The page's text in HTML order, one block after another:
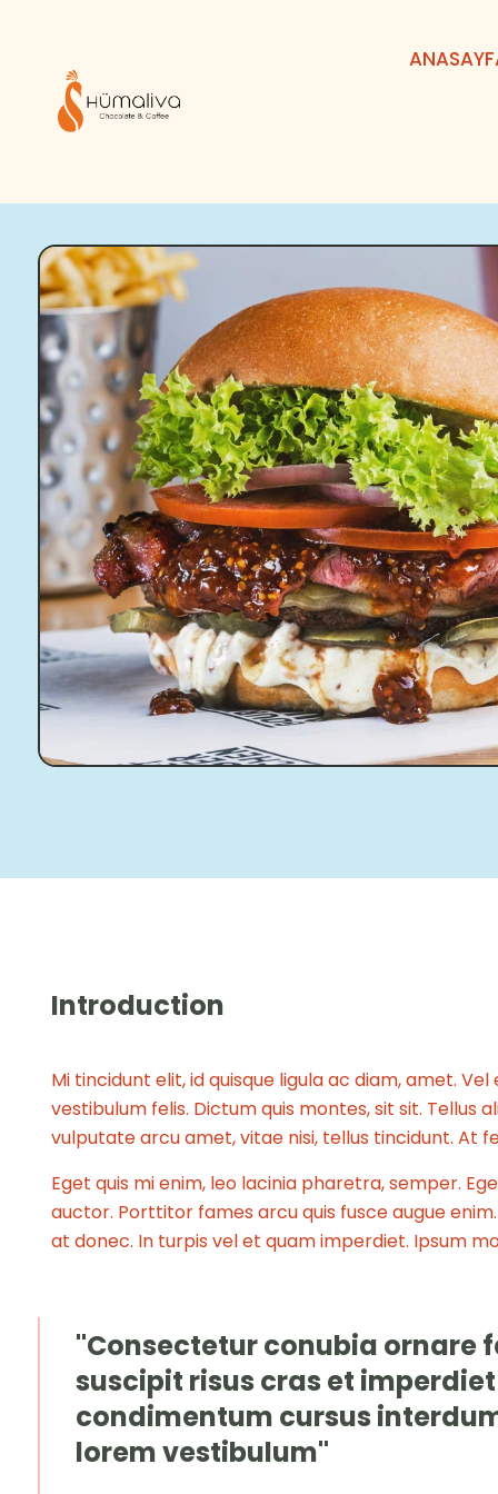
Introduction
Mi tincidunt elit, id quisque ligula ac diam, amet.
vestibulum felis. Dictum quis montes, sit sit. Tellus
vulputate arcu amet, vitae nisi, tellus tincidunt. At
Eget quis mi enim, leo lacinia pharetra, semper.
auctor. Porttitor fames arcu quis fusce augue
at donec. In turpis vel et quam imperdiet. Ipsum
"Consectetur conubia ornare
suscipit risus cras et
condimentum cursus
lorem vestibulum"